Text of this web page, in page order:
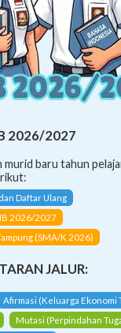
2026/2027
murid baru tahun
Daftar Ulang
2026/2027
(SMA/K 2026)
JALUR:
Afirmasi (Keluarga Ekonomi
Mutasi (Perpindahan